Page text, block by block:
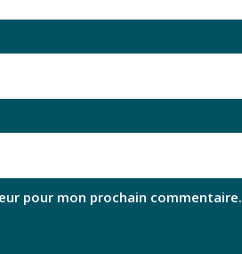
pour mon prochain commentaire.